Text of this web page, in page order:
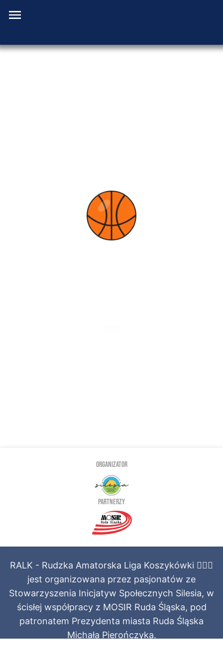
ORGANIZATOR
PARTNERZY
RALK - Rudzka Amatorska Liga Koszykówki ⛹🏻‍♂️
jest organizowana przez pasjonatów ze
Stowarzyszenia Inicjatyw Społecznych Silesia, w
ścisłej współpracy z MOSIR Ruda Śląska, pod
patronatem Prezydenta miasta Ruda Śląska
Michała Pierończyka.